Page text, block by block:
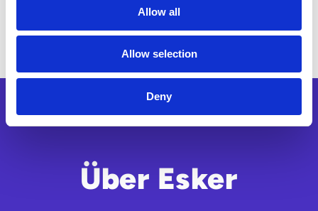
Allow all
Allow selection
Deny
Zentrale Herausforderungen, die das „Office
of the CFO“ bei der Zielerreichung behindern
Über Esker